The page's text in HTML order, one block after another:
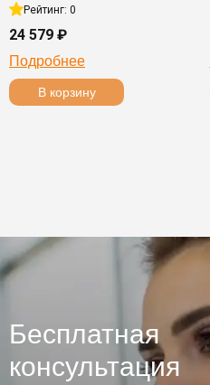
Рейтинг: 0
24 579 ₽
Подробнее
В корзину
Бесплатная
консультация